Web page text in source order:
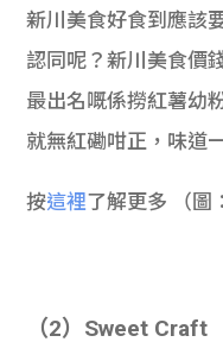
新川美食好食到應該
認同呢？新川美食價
最出名嘅係撈紅薯幼
就無紅磡咁正，味道
按這裡了解更多 （圖
（2）Sweet Craft